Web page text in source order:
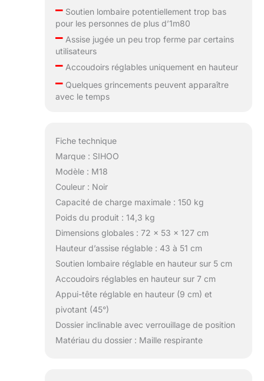
–Soutien lombaire potentiellement trop bas
pour les personnes de plus d’1m80
–Assise jugée un peu trop ferme par certains
utilisateurs
–Accoudoirs réglables uniquement en hauteur
–Quelques grincements peuvent apparaître
avec le temps
Fiche technique
Marque : SIHOO
Modèle : M18
Couleur : Noir
Capacité de charge maximale : 150 kg
Poids du produit : 14,3 kg
Dimensions globales : 72 x 53 x 127 cm
Hauteur d’assise réglable : 43 à 51 cm
Soutien lombaire réglable en hauteur sur 5 cm
Accoudoirs réglables en hauteur sur 7 cm
Appui-tête réglable en hauteur (9 cm) et
pivotant (45°)
Dossier inclinable avec verrouillage de position
Matériau du dossier : Maille respirante